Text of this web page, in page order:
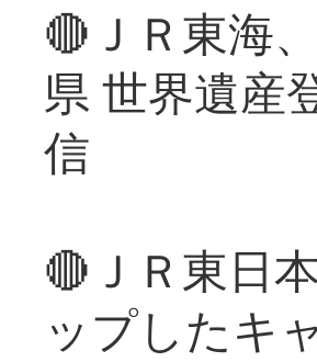
🔴ＪＲ東海
県 世界遺産
信
🔴ＪＲ東日
ップしたキ